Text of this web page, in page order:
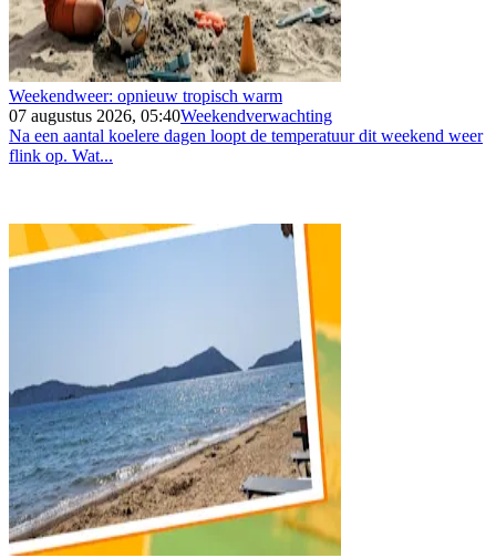
Weekendweer: opnieuw tropisch warm
07 augustus 2026, 05:40Weekendverwachting
Na een aantal koelere dagen loopt de temperatuur dit weekend weer
flink op. Wat...